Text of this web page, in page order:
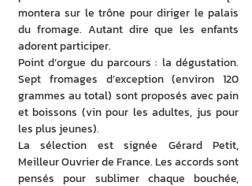
montera sur le trône pour diriger le palais
du fromage. Autant dire que les enfants
adorent participer.
Point d’orgue du parcours : la dégustation.
Sept fromages d’exception (environ 120
grammes au total) sont proposés avec pain
et boissons (vin pour les adultes, jus pour
les plus jeunes).
La sélection est signée Gérard Petit,
Meilleur Ouvrier de France. Les accords sont
pensés pour sublimer chaque bouchée,